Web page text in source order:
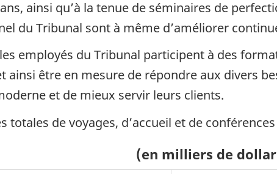
ainsi qu’à la tenue de séminaires de
du Tribunal sont à même d’améliorer
employés du Tribunal participent à des
ainsi être en mesure de répondre aux divers
et de mieux servir leurs clients.
totales de voyages, d’accueil et de
(en milliers de